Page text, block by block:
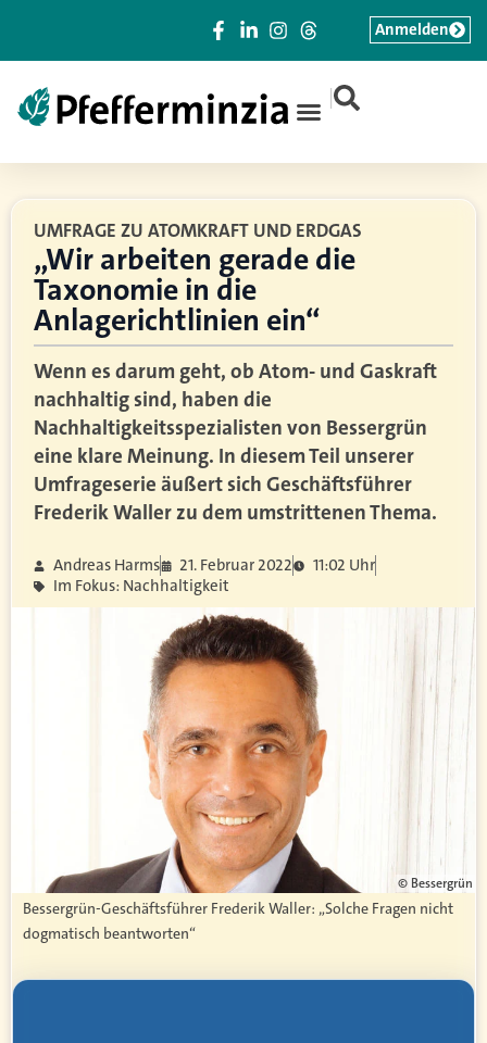
|
Anmelden
UMFRAGE ZU ATOMKRAFT UND ERDGAS
„Wir arbeiten gerade die
Taxonomie in die
Anlagerichtlinien ein“
Wenn es darum geht, ob Atom- und Gaskraft
nachhaltig sind, haben die
Nachhaltigkeitsspezialisten von Bessergrün
eine klare Meinung. In diesem Teil unserer
Umfrageserie äußert sich Geschäftsführer
Frederik Waller zu dem umstrittenen Thema.
Andreas Harms 21. Februar 2022
11:02 Uhr
Im Fokus: Nachhaltigkeit
© Bessergrün
Bessergrün-Geschäftsführer Frederik Waller: „Solche Fragen nicht
dogmatisch beantworten“